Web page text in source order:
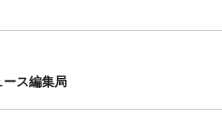
ス編集局